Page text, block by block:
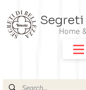
Segreti
Home